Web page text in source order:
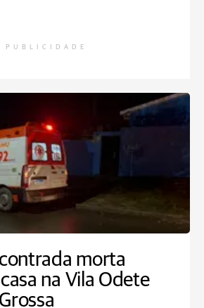
PUBLICIDADE
morta
na Vila Odete